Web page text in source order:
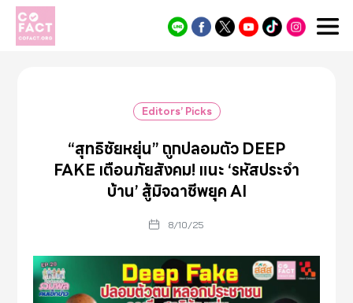
Cofact
Editors’ Picks
“สุทธิชัยหยุ่น” ถูกปลอมตัว DEEP
FAKE เตือนภัยสังคม! แนะ ‘รหัสประจำ
บ้าน’ สู้มิจฉาชีพยุค AI
8/10/25